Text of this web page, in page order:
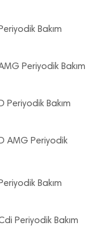
Bakım
Periyodik Bakım
Periyodik Bakım
AMG Periyodik
Bakım
Periyodik Bakım